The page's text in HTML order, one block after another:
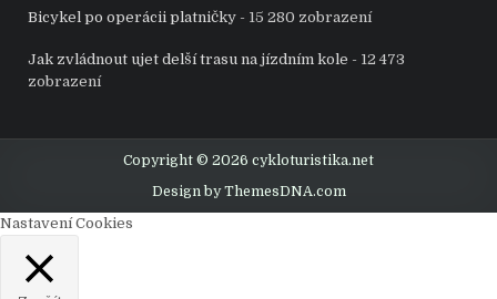
Bicykel po operácii platničky - 15 280 zobrazení
Jak zvládnout ujet delší trasu na jízdním kole - 12 473
zobrazení
Copyright © 2026 cykloturistika.net
Design by ThemesDNA.com
Nastavení Cookies